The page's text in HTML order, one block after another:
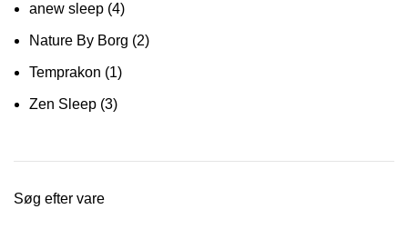
anew sleep (4)
Nature By Borg (2)
Temprakon (1)
Zen Sleep (3)
Søg efter vare